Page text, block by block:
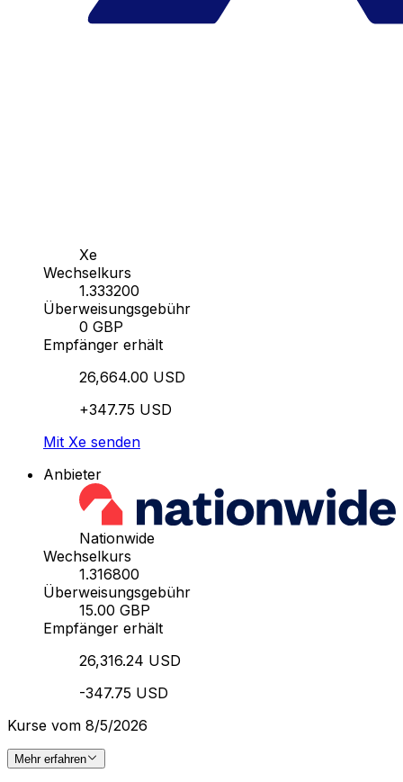
Xe
Wechselkurs
1.333200
Überweisungsgebühr
0 GBP
Empfänger erhält
26,664.00 USD
+347.75 USD
Mit Xe senden
Anbieter
Nationwide
Wechselkurs
1.316800
Überweisungsgebühr
15.00 GBP
Empfänger erhält
26,316.24 USD
-347.75 USD
Kurse vom 8/5/2026
Mehr erfahren